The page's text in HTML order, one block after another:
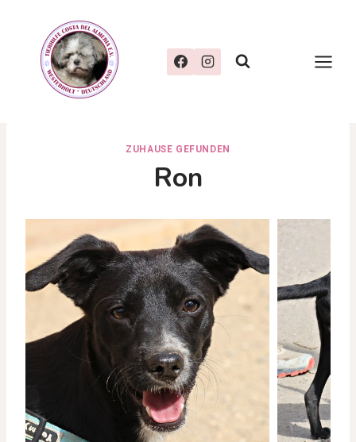
springen
ZUHAUSE GEFUNDEN
Ron